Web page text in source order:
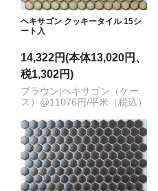
ヘキサゴン クッキータイル 15シ
ート入
14,322円(本体13,020円、
税1,302円)
ブラウン|ヘキサゴン（ケー
ス）@11076円/平米（税込）